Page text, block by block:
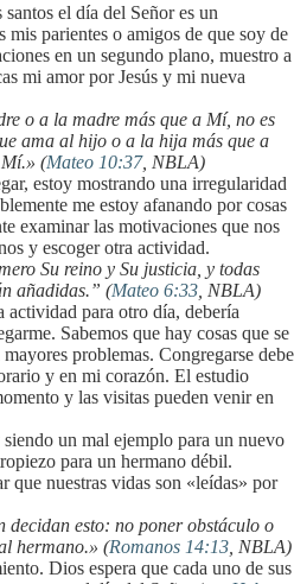
el día del Señor es un
parientes o amigos de que soy de
en un segundo plano, muestro a
mi amor por Jesús y mi nueva
o a la madre más que a Mí, no es
ama al hijo o a la hija más que a
(Mateo 10:37, NBLA)
estoy mostrando una irregularidad
me estoy afanando por cosas
examinar las motivaciones que nos
y escoger otra actividad.
Su reino y Su justicia, y todas
añadidas.” (Mateo 6:33 , NBLA)
actividad para otro día, debería
Sabemos que hay cosas que se
problemas. Congregarse debe
y en mi corazón. El estudio
y las visitas pueden venir en
un mal ejemplo para un nuevo
para un hermano débil.
que nuestras vidas son «leídas» por
esto: no poner obstáculo o
hermano.» (Romanos 14:13 , NBLA)
Dios espera que cada uno de sus